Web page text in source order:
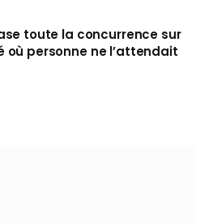
toute la concurrence sur
où personne ne l’attendait